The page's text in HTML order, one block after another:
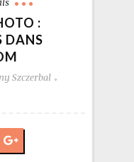
:
DANS
Szczerbal